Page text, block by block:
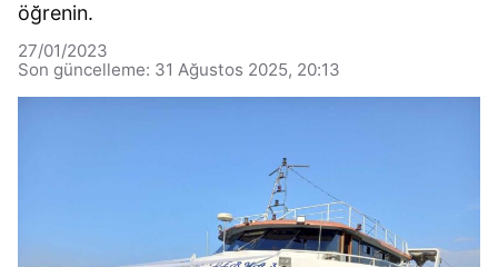
öğrenin.
27/01/2023
Son güncelleme: 31 Ağustos 2025, 20:13